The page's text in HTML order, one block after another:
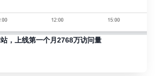
，上线第一个月2768万访问量